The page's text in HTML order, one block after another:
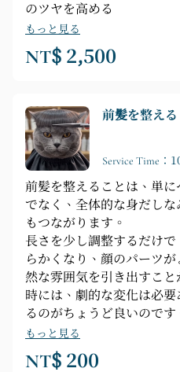
のツヤを高める
もっと見る
NT$ 2,500
前髪を整える
Service Time：
前髪を整えることは、単
でなく、全体的な身だし
もつながります。
長さを少し調整するだけ
らかくなり、顔のパーツ
然な雰囲気を引き出すこと
時には、劇的な変化は必
るのがちょうど良いのです
もっと見る
NT$ 200